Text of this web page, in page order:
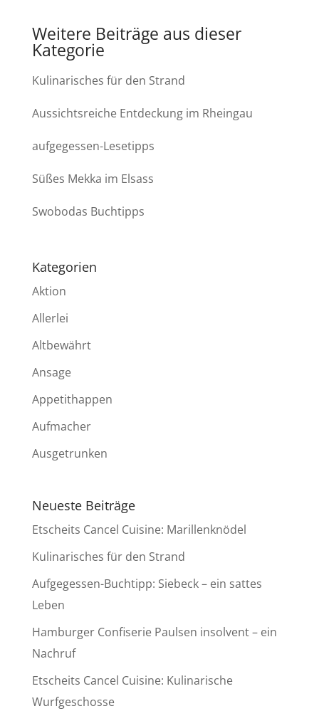
Weitere Beiträge aus dieser
Kategorie
Kulinarisches für den Strand
Aussichtsreiche Entdeckung im Rheingau
aufgegessen-Lesetipps
Süßes Mekka im Elsass
Swobodas Buchtipps
Kategorien
Aktion
Allerlei
Altbewährt
Ansage
Appetithappen
Aufmacher
Ausgetrunken
Neueste Beiträge
Etscheits Cancel Cuisine: Marillenknödel
Kulinarisches für den Strand
Aufgegessen-Buchtipp: Siebeck – ein sattes
Leben
Hamburger Confiserie Paulsen insolvent – ein
Nachruf
Etscheits Cancel Cuisine: Kulinarische
Wurfgeschosse